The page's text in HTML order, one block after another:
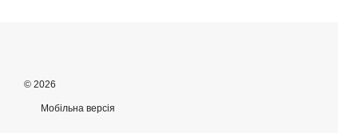
© 2026
Мобільна версія